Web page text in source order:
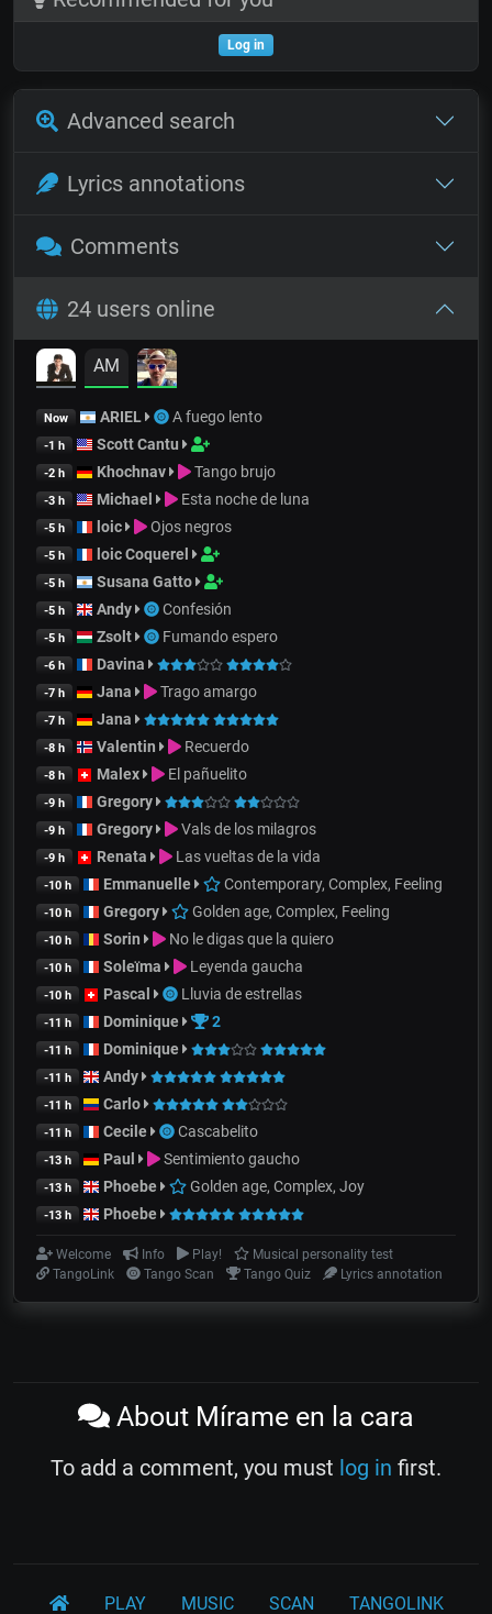
Log in
Advanced search
Lyrics annotations
Comments
24 users online
AM
Now ARIEL A fuego lento
-1 h Scott Cantu
-2 h Khochnav Tango brujo
-3 h Michael Esta noche de luna
-5 h loic Ojos negros
-5 h loic Coquerel
-5 h Susana Gatto
-5 h Andy Confesión
-5 h Zsolt Fumando espero
-6 h Davina
-7 h Jana Trago amargo
-7 h Jana
-8 h Valentin Recuerdo
-8 h Malex El pañuelito
-9 h Gregory
-9 h Gregory Vals de los milagros
-9 h Renata Las vueltas de la vida
-10 h Emmanuelle Contemporary, Complex, Feeling
-10 h Gregory Golden age, Complex, Feeling
-10 h Sorin No le digas que la quiero
-10 h Soleïma Leyenda gaucha
-10 h Pascal Lluvia de estrellas
-11 h Dominique 2
-11 h Dominique
-11 h Andy
-11 h Carlo
-11 h Cecile Cascabelito
-13 h Paul Sentimiento gaucho
-13 h Phoebe Golden age, Complex, Joy
-13 h Phoebe
Welcome Info Play!
Musical personality test
TangoLink
Tango Scan Tango Quiz Lyrics annotation
About Mírame en la cara
To add a comment, you must log in first.
PLAY MUSIC SCAN TANGOLINK